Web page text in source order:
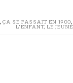
, ÇA SE PASSAIT EN 1900,
L'ENFANT, LE JEUNE